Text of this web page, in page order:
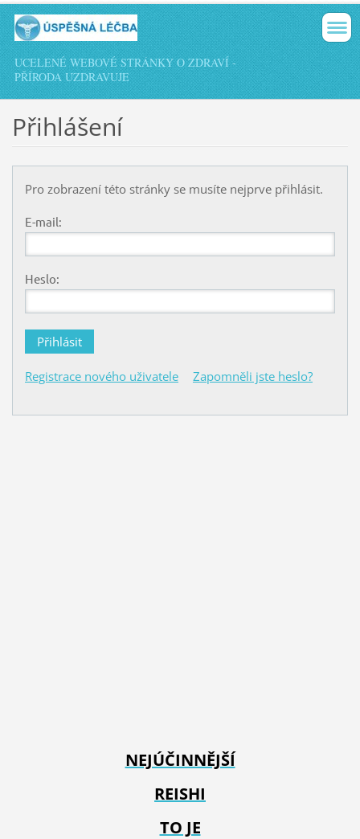
UCELENÉ WEBOVÉ STRÁNKY O ZDRAVÍ -
PŘÍRODA UZDRAVUJE
Přihlášení
Pro zobrazení této stránky se musíte nejprve přihlásit.
E-mail:
Heslo:
Registrace nového uživatele Zapomněli jste heslo?
NEJÚČINNĚJŠÍ
REISHI
TO JE